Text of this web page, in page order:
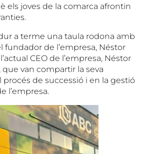
els joves de la comarca afrontin
a terme una taula rodona amb
fundador de l’empresa, Néstor
CEO de l’empresa, Néstor
que van compartir la seva
procés de successió i en la gestió
l’empresa.